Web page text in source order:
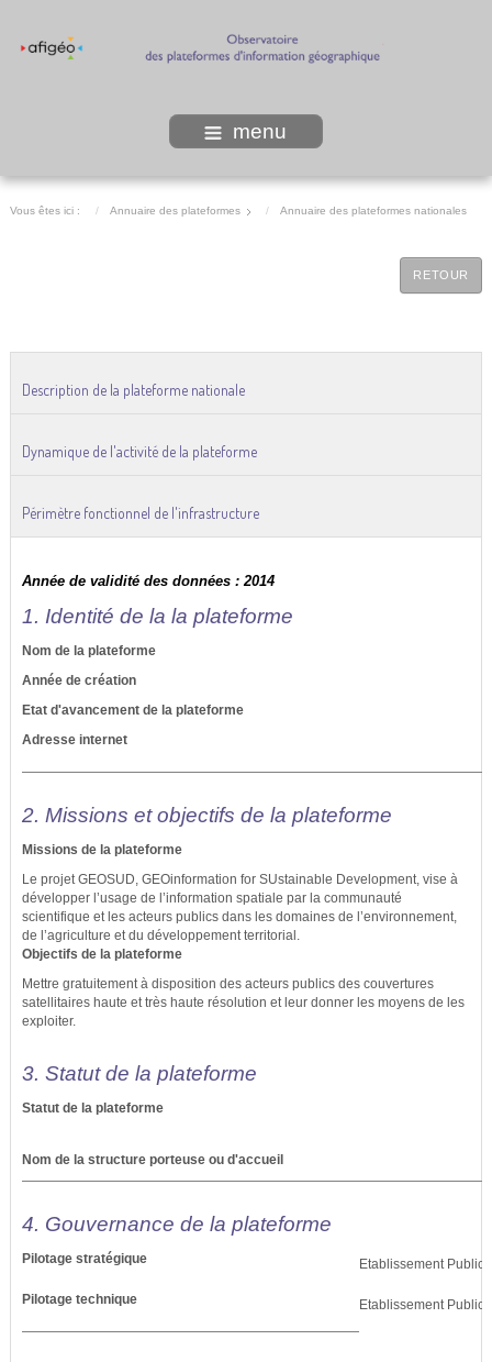
menu
Vous êtes ici : Annuaire des plateformes Annuaire des plateformes nationales
RETOUR
Description de la plateforme nationale
Dynamique de l'activité de la plateforme
Périmètre fonctionnel de l'infrastructure
Année de validité des données : 2014
1. Identité de la la plateforme
Nom de la plateforme
Année de création
Etat d'avancement de la plateforme
Adresse internet
2. Missions et objectifs de la plateforme
Missions de la plateforme
Le projet GEOSUD, GEOinformation for SUstainable Development, vise à
développer l’usage de l’information spatiale par la communauté
scientifique et les acteurs publics dans les domaines de l’environnement,
de l’agriculture et du développement territorial.
Objectifs de la plateforme
Mettre gratuitement à disposition des acteurs publics des couvertures
satellitaires haute et très haute résolution et leur donner les moyens de les
exploiter.
3. Statut de la plateforme
Statut de la plateforme
Nom de la structure porteuse ou d'accueil
4. Gouvernance de la plateforme
Pilotage stratégique Etablissement
Pilotage technique Etablissement